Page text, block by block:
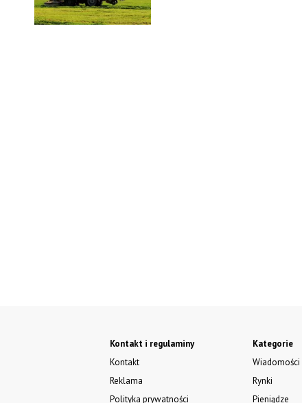
Kontakt i regulaminy
Kontakt
Reklama
Polityka prywatności
Kategorie
Wiadomości
Rynki
Pieniądze